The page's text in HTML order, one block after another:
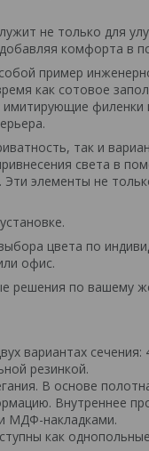
не только для
комфорта в
пример
как сотовое
филенки
так и
света в
. Эти элементы не
цвета по
офис.
решения по вашему
вариантах
резинкой.
В основе
Внутреннее
МДФ-накладками.
как